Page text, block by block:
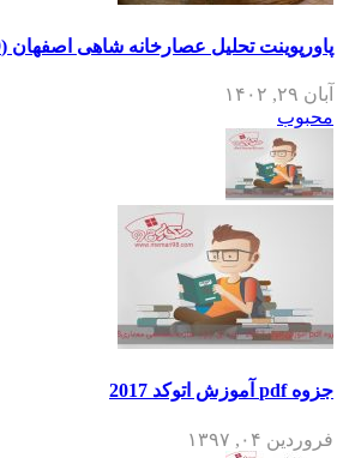
پاورپوینت تحلیل عصارخانه شاهی اصفهان (29 اسلاید)
آبان ۲۹, ۱۴۰۲
محبوب
جزوه pdf آموزش اتوکد 2017
فروردین ۰۴, ۱۳۹۷